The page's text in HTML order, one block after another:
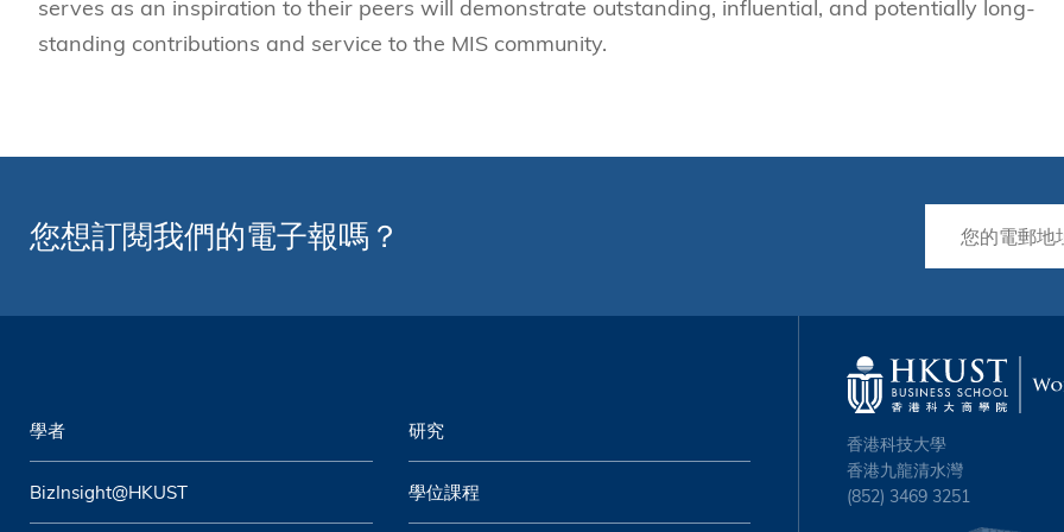
serves as an inspiration to their peers will demonstrate outstanding, influential, and potentially long-
standing contributions and service to the MIS community.
您想訂閱我們的電子報嗎？
學者 研究
BizInsight@HKUST 學位課程
香港科技大學
香港九龍清水灣
(852) 3469 3251